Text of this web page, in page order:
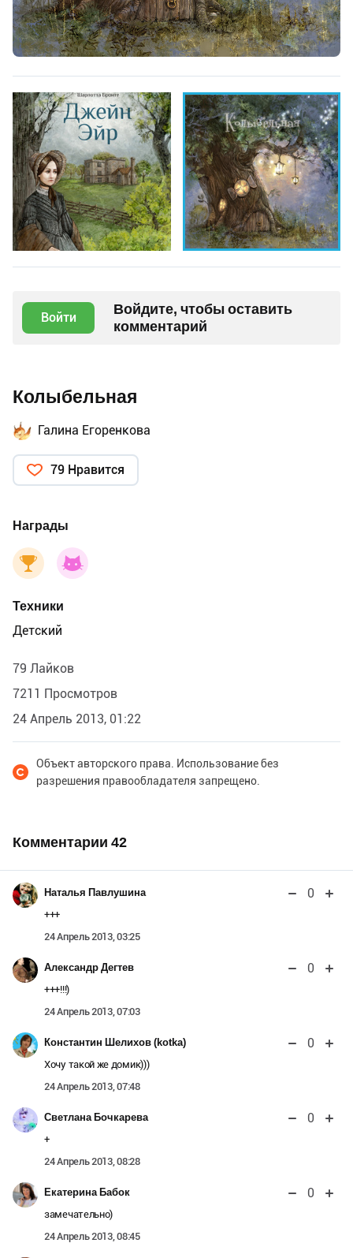
Войти
Войдите, чтобы оставить
комментарий
Колыбельная
Галина Егоренкова
79 Нравится
Награды
Техники
Детский
79 Лайков
7211 Просмотров
24 Апрель 2013, 01:22
Объект авторского права. Использование без
разрешения правообладателя запрещено.
Комментарии 42
Наталья Павлушина 0
+++
24 Апрель 2013, 03:25
Александр Дегтев 0
+++!!!)
24 Апрель 2013, 07:03
Константин Шелихов (kotka) 0
Хочу такой же домик)))
24 Апрель 2013, 07:48
Светлана Бочкарева 0
+
24 Апрель 2013, 08:28
Екатерина Бабок 0
замечательно)
24 Апрель 2013, 08:45